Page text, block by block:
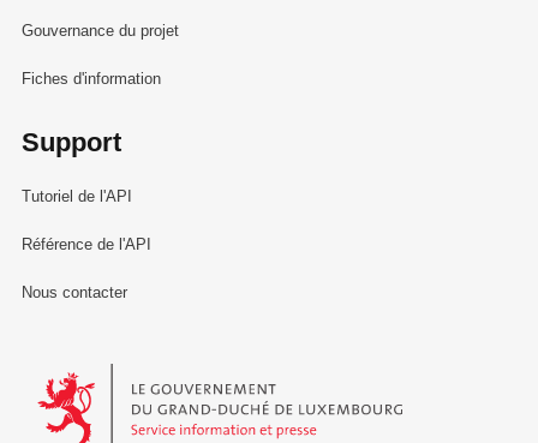
Gouvernance du projet
Fiches d'information
Support
Tutoriel de l'API
Référence de l'API
Nous contacter
Le Gouvernement du Grand-Duché de Luxembourg - Service